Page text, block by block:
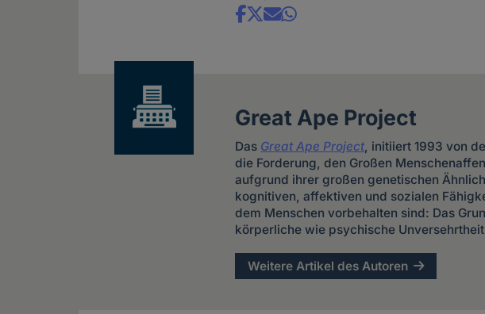
Share
Great Ape Project
Das Great Ape Project , initiiert 1993 von
die Forderung, den Großen
aufgrund ihrer großen genetischen
kognitiven, affektiven und sozialen
dem Menschen vorbehalten sind: Das
körperliche wie psychische
Weitere Artikel des Autoren